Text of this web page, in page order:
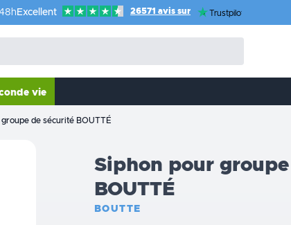
Excellent 26571 avis sur Trustpilot
vie
de sécurité BOUTTÉ
Siphon pour
BOUTTÉ
BOUTTE